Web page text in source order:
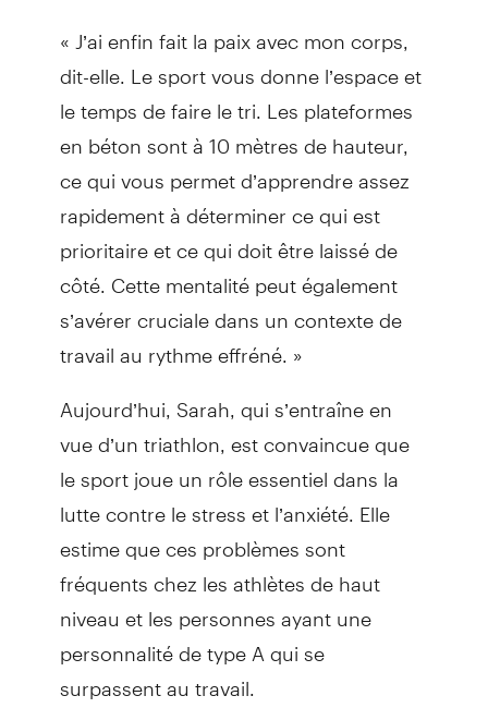
« J’ai enfin fait la paix avec mon corps,
dit-elle. Le sport vous donne l’espace et
le temps de faire le tri. Les plateformes
en béton sont à 10 mètres de hauteur,
ce qui vous permet d’apprendre assez
rapidement à déterminer ce qui est
prioritaire et ce qui doit être laissé de
côté. Cette mentalité peut également
s’avérer cruciale dans un contexte de
travail au rythme effréné. »
Aujourd’hui, Sarah, qui s’entraîne en
vue d’un triathlon, est convaincue que
le sport joue un rôle essentiel dans la
lutte contre le stress et l’anxiété. Elle
estime que ces problèmes sont
fréquents chez les athlètes de haut
niveau et les personnes ayant une
personnalité de type A qui se
surpassent au travail.